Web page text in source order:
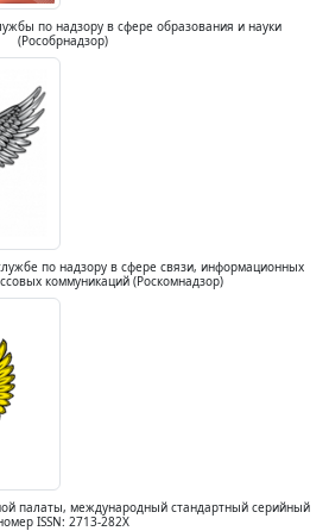
по надзору в сфере образования и науки
(Рособрнадзор)
по надзору в сфере связи, информационных
коммуникаций (Роскомнадзор)
палаты, международный стандартный серийный
ISSN: 2713-282X